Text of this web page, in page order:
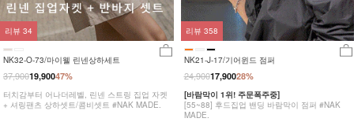
NK32-O-73/마이웰 린넨상하세트
47%
37,90019,900
터치감부터 어나더레벨, 린넨 스트링 집업 자켓
+ 셔링팬츠 상하셋트/콤비셋트 #NAK MADE.
리뷰 34
NK21-J-17/기어윈드 점퍼
28%
24,90017,900
[바람막이 1위! 주문폭주중]
[55~88] 후드집업 밴딩 바람막이 점퍼 #NAK
MADE.
리뷰 358